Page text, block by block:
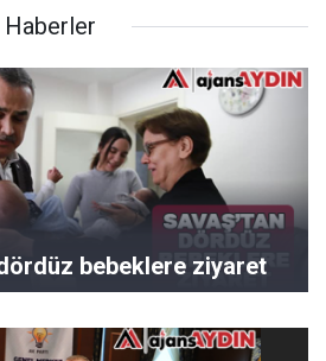
Haberler
bebeklere ziyaret